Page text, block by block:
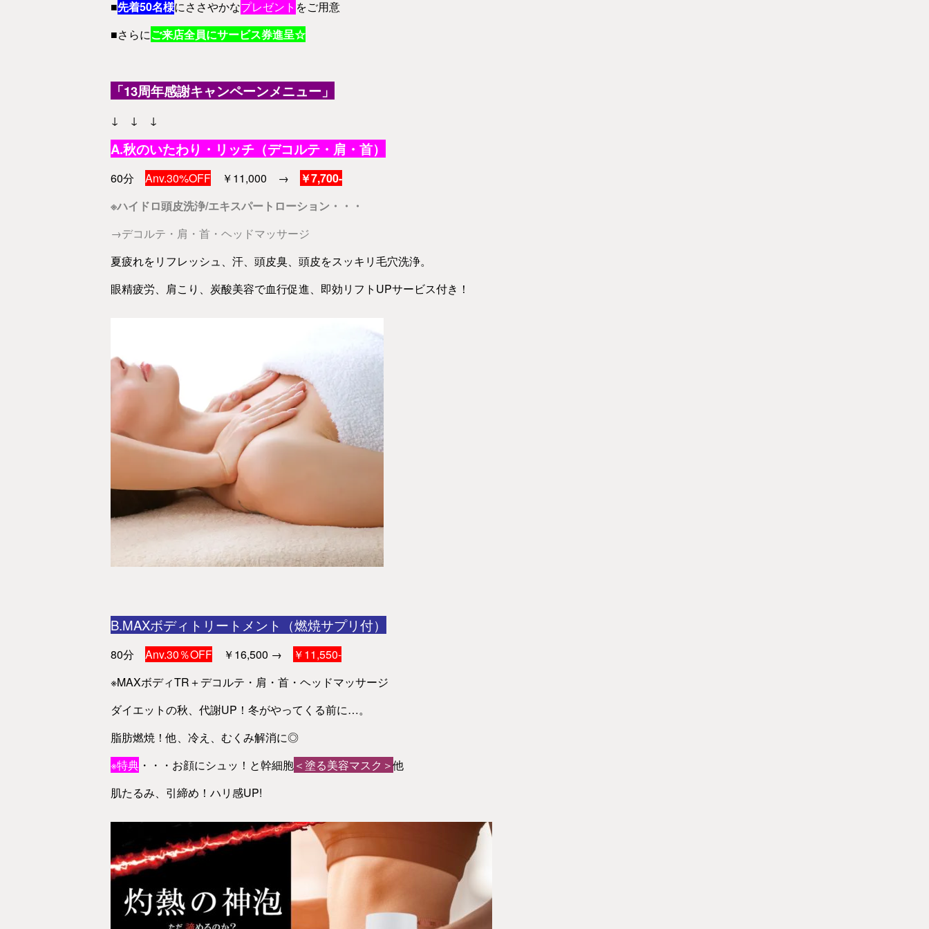
■先着50名様にささやかなプレゼント をご用意
■さらにご来店全員にサービス券進呈☆
「13周年感謝キャンペーンメニュー」
↓ ↓ ↓
A.秋のいたわり・リッチ（デコルテ・肩・首）
60分 Anv.30%OFF ￥11,000 →
￥7,700-
※ハイドロ頭皮洗浄/エキスパートローション・・・
→デコルテ・肩・首・ヘッドマッサージ
夏疲れをリフレッシュ、汗、頭皮臭、頭皮をスッキリ毛穴洗浄。
眼精疲労、肩こり、炭酸美容で血行促進、即効リフトUPサービス付き！
B.MAXボディトリートメント（燃焼サプリ付）
80分 Anv.30％OFF ￥16,500 →
￥11,550-
※MAXボディTR＋デコルテ・肩・首・ヘッドマッサージ
ダイエットの秋、代謝UP！冬がやってくる前に…。
脂肪燃焼！他、冷え、むくみ解消に◎
※特典 ・・・お顔にシュッ！と幹細胞＜塗る美容マスク＞他
肌たるみ、引締め！ハリ感UP!